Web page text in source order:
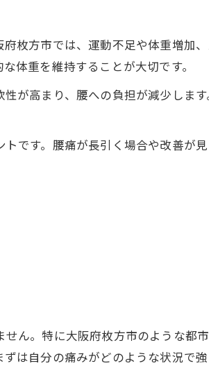
枚方市では、運動不足や体重増加
体重を維持することが大切です。
が高まり、腰への負担が減少しま
です。腰痛が長引く場合や改善が
ん。特に大阪府枚方市のような都
は自分の痛みがどのような状況で